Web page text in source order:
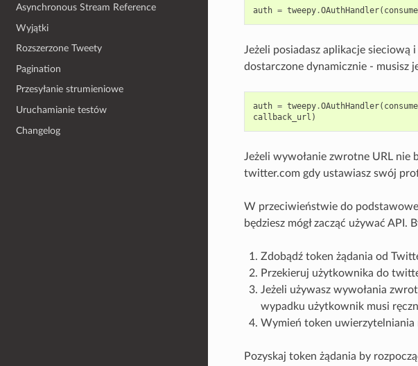
Asynchronous Stream Reference
Wyjątki
Rozszerzone Tweety
Pagination
Przesyłanie strumieniowe
Uruchamianie testów
Changelog
auth = tweepy.OAuthHandler(
Jeżeli posiadasz aplikacje sieciową
dostarczone dynamicznie - musisz
auth = tweepy.OAuthHandler(
callback_url )
Jeżeli wywołanie zwrotne URL nie
twitter.com gdy ustawiasz swój
W przeciwieństwie do
będziesz mógł zacząć używać
Zdobądź token żądania od
Przekieruj użytkownika do
Jeżeli używasz wywołania
wypadku użytkownik musi
Wymień token uwierzytelniania
Pozyskaj token żądania by